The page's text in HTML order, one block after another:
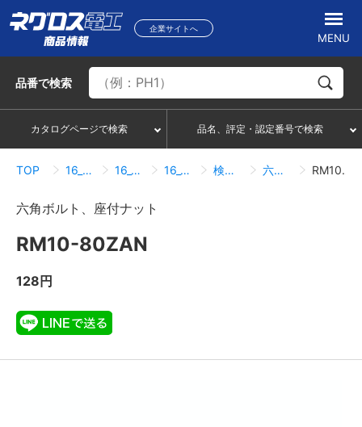
企業サイトへ
MENU
品番で検索
カタログページで検索 品名、評定・認定番号で検索
TOP 16_ボルトナット類 16_02_ボルト・ナット（組合せ） 16_02_01_ボルト・ナット（組合せ） 検索結果一覧 六角ボルト、座付ナット RM10-80ZAN
六角ボルト、座付ナット
RM10-80ZAN
128円